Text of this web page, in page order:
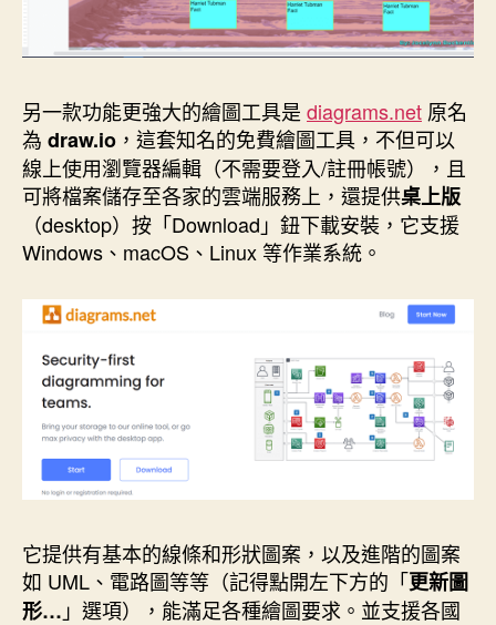
另一款功能更強大的繪圖工具是 diagrams.net 原名
為 draw.io ，這套知名的免費繪圖工具，不但可以
線上使用瀏覽器編輯（不需要登入/註冊帳號），且
可將檔案儲存至各家的雲端服務上，還提供桌上版
（desktop）按「Download」鈕下載安裝，它支援
Windows、macOS、Linux 等作業系統。
它提供有基本的線條和形狀圖案，以及進階的圖案
如 UML、電路圖等等（記得點開左下方的「更新圖
形… 」選項），能滿足各種繪圖要求。並支援各國